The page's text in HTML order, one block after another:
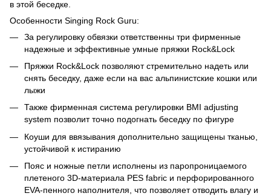
в этой беседке.
Особенности Singing Rock Guru:
За регулировку обвязки ответственны три фирменные
надежные и эффективные умные пряжки Rock&Lock
Пряжки Rock&Lock позволяют стремительно надеть или
снять беседку, даже если на вас альпинистские кошки или
лыжи
Также фирменная система регулировки BMI adjusting
system позволит точно подогнать беседку по фигуре
Коуши для ввязывания дополнительно защищены тканью,
устойчивой к истиранию
Пояс и ножные петли исполнены из паропроницаемого
плетеного 3D-материала PES fabric и перфорированного
EVA-пенного наполнителя, что позволяет отводить влагу и